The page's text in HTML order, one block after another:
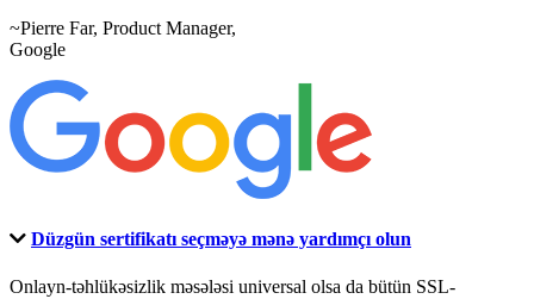
~Pierre Far, Product Manager,
Google
Düzgün sertifikatı seçməyə mənə yardımçı olun
Onlayn-təhlükəsizlik məsələsi universal olsa da bütün SSL-